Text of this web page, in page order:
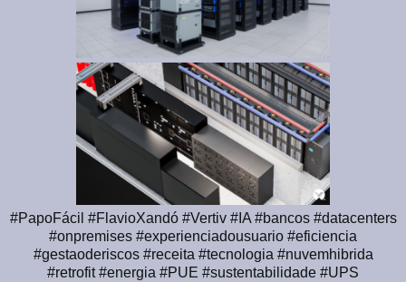
#PapoFácil #FlavioXandó #Vertiv #IA #bancos #datacenters
#onpremises #experienciadousuario #eficiencia
#gestaoderiscos #receita #tecnologia #nuvemhibrida
#retrofit #energia #PUE #sustentabilidade #UPS